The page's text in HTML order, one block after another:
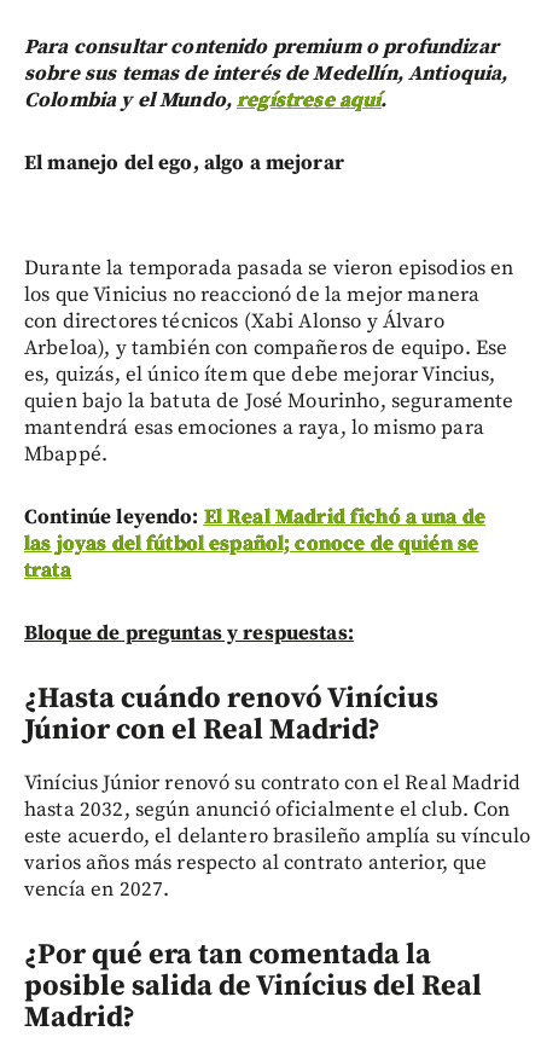
Para consultar contenido premium o profundizar
sobre sus temas de interés de Medellín, Antioquia,
Colombia y el Mundo,regístrese aquí.
El manejo del ego, algo a mejorar
Durante la temporada pasada se vieron episodios en
los que Vinicius no reaccionó de la mejor manera
con directores técnicos (Xabi Alonso y Álvaro
Arbeloa), y también con compañeros de equipo. Ese
es, quizás, el único ítem que debe mejorar Vincius,
quien bajo la batuta de José Mourinho, seguramente
mantendrá esas emociones a raya, lo mismo para
Mbappé.
Continúe leyendo: El Real Madrid fichó a una de
las joyas del fútbol español; conoce de quién se
trata
Bloque de preguntas y respuestas:
¿Hasta cuándo renovó Vinícius
Júnior con el Real Madrid?
Vinícius Júnior renovó su contrato con el Real Madrid
hasta 2032, según anunció oficialmente el club. Con
este acuerdo, el delantero brasileño amplía su vínculo
varios años más respecto al contrato anterior, que
vencía en 2027.
¿Por qué era tan comentada la
posible salida de Vinícius del Real
Madrid?